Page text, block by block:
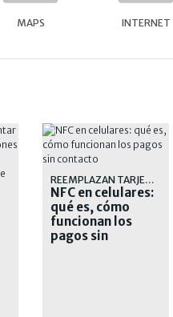
MAPS INTERNET
REEMPLAZAN TARJETAS FÍSICAS
NFC en celulares:
qué es, cómo
funcionan los
pagos sin